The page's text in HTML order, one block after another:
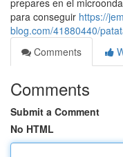
prepares en el
para conseguir https://
blog.com/41880440/
Comments
Comments
Submit a Comment
No HTML